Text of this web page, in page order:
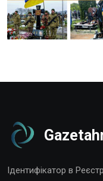
Ідентифікатор в